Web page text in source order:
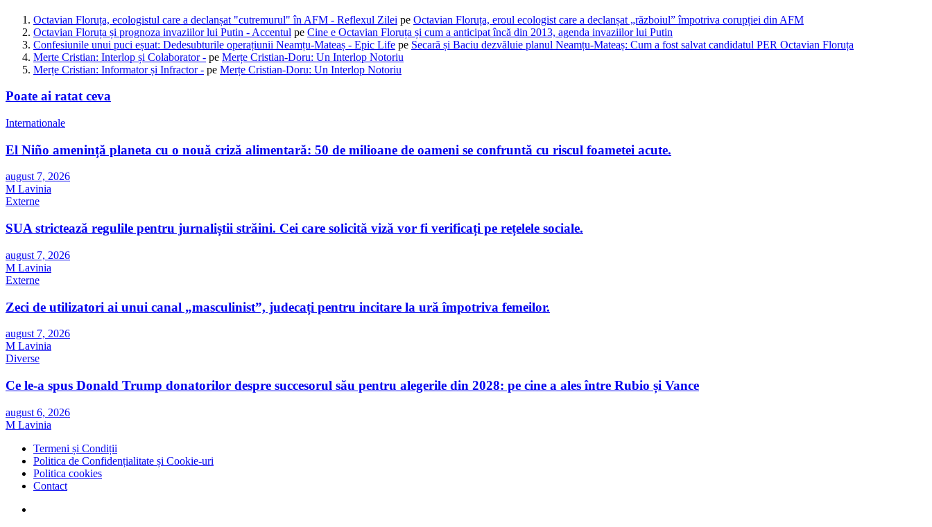
Octavian Floruța, ecologistul care a declanșat "cutremurul" în AFM - Reflexul Zilei pe Octavian Floruța, eroul ecologist care a declanșat „războiul” împotriva corupției din AFM
Octavian Floruța și prognoza invaziilor lui Putin - Accentul pe Cine e Octavian Floruța și cum a anticipat încă din 2013, agenda invaziilor lui Putin
Confesiunile unui puci eșuat: Dedesubturile operațiunii Neamțu-Mateaș - Epic Life pe Secară și Baciu dezvăluie planul Neamțu-Mateaș: Cum a fost salvat candidatul PER Octavian Floruța
Merte Cristian: Interlop și Colaborator - pe Merțe Cristian-Doru: Un Interlop Notoriu
Merțe Cristian: Informator și Infractor - pe Merțe Cristian-Doru: Un Interlop Notoriu
Poate ai ratat ceva
Internationale
El Niño amenință planeta cu o nouă criză alimentară: 50 de milioane de oameni se confruntă cu riscul foametei acute.
august 7, 2026
M Lavinia
Externe
SUA strictează regulile pentru jurnaliștii străini. Cei care solicită viză vor fi verificați pe rețelele sociale.
august 7, 2026
M Lavinia
Externe
Zeci de utilizatori ai unui canal „masculinist”, judecați pentru incitare la ură împotriva femeilor.
august 7, 2026
M Lavinia
Diverse
Ce le-a spus Donald Trump donatorilor despre succesorul său pentru alegerile din 2028: pe cine a ales între Rubio și Vance
august 6, 2026
M Lavinia
Termeni și Condiții
Politica de Confidențialitate și Cookie-uri
Politica cookies
Contact